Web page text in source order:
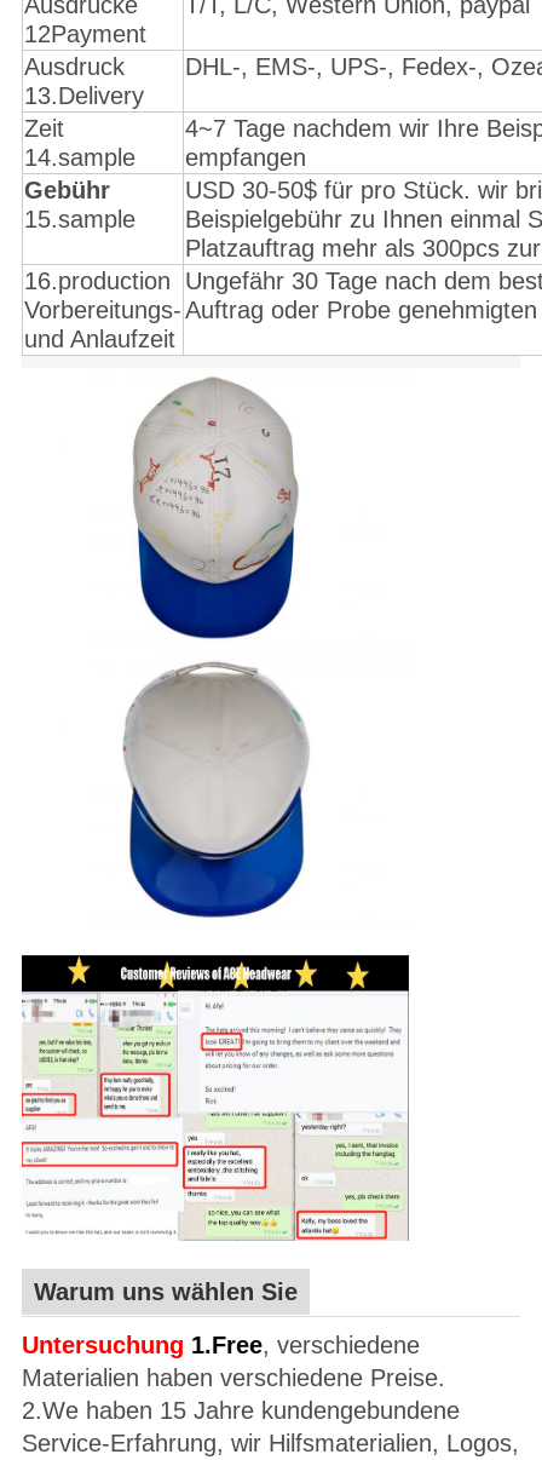
Ausdrücke
12Payment
T/T, L/C, Western Union, paypal
Ausdruck
13.Delivery
DHL-, EMS-, UPS-, Fedex-,
Zeit
14.sample
4~7 Tage nachdem wir Ihre
empfangen
Gebühr
15.sample
USD 30-50$ für pro Stück. wir
Beispielgebühr zu Ihnen einmal
Platzauftrag mehr als 300pcs
16.production
Vorbereitungs-
und Anlaufzeit
Ungefähr 30 Tage nach dem
Auftrag oder Probe genehmigten
Warum uns wählen Sie
Untersuchung 1.Free, verschiedene
Materialien haben verschiedene Preise.
2.We haben 15 Jahre kundengebundene
Service-Erfahrung, wir Hilfsmaterialien, Logos,